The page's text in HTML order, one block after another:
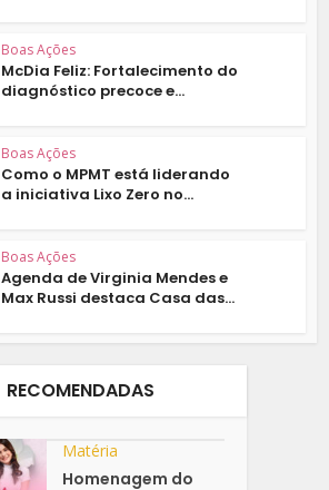
Boas Ações
McDia Feliz: Fortalecimento do
diagnóstico precoce e...
Boas Ações
Como o MPMT está liderando
a iniciativa Lixo Zero no...
Boas Ações
Agenda de Virginia Mendes e
Max Russi destaca Casa das...
RECOMENDADAS
Matéria
Homenagem do